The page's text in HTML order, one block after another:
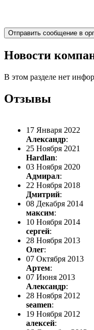
Новости
В этом разделе нет
Отзывы
17 Января 2022
Александр:
25 Ноября 2021
Hardlan:
03 Ноября 2020
Адмирал:
22 Ноября 2018
Дмитрий:
08 Декабря 2014
максим:
10 Ноября 2014
сергей:
28 Ноября 2013
Олег:
07 Октября 2013
Артем:
07 Июня 2013
Александр:
28 Ноября 2012
seamen:
19 Ноября 2012
алексей: